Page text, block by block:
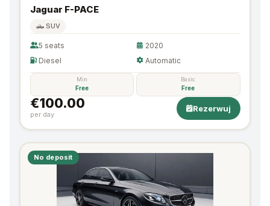
Jaguar F-PACE
🛻 SUV
5 seats
2020
Diesel
Automatic
Min
Free
Basic
Free
€100.00
per day
Rezerwuj
No deposit